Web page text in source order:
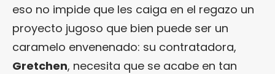
eso no impide que les caiga en el regazo un
proyecto jugoso que bien puede ser un
caramelo envenenado: su contratadora,
Gretchen, necesita que se acabe en tan